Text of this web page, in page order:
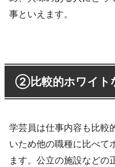
事といえます。
②比較的ホワイト
学芸員は仕事内容も比較
いため他の職種に比べて
ます。公立の施設などの